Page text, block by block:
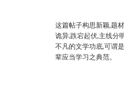
这篇帖子构思新颖,题
诡异,跌宕起伏,主线分
不凡的文学功底,可谓
辈应当学习之典范。